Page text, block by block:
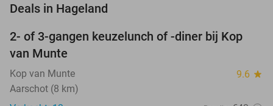
Deals in Hageland
34%
2- of 3-gangen keuzelunch of -diner bij Kop
van Munte
Kop van Munte 9.6 star
Aarschot (8 km)